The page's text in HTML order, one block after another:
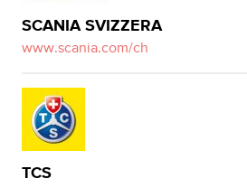
SCANIA SVIZZERA
www.scania.com/ch
TCS